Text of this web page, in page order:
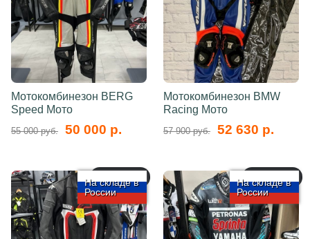
Мотокомбинезон BERG
Speed Мото
55 000 руб. 50 000 р.
Мотокомбинезон BMW
Racing Мото
57 900 руб. 52 630 р.
На складе в
России
На складе в
России